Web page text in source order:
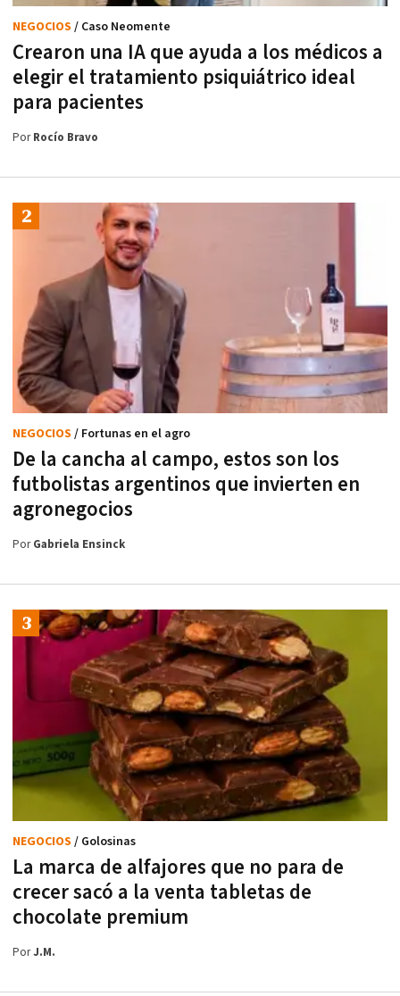
Crearon una IA que ayuda a los médicos a
elegir el tratamiento psiquiátrico ideal
para pacientes
NEGOCIOS / Caso Neomente
PorRocío Bravo
De la cancha al campo, estos son los
futbolistas argentinos que invierten en
agronegocios
NEGOCIOS / Fortunas en el agro
PorGabriela Ensinck
La marca de alfajores que no para de
crecer sacó a la venta tabletas de
chocolate premium
NEGOCIOS / Golosinas
PorJ.M.